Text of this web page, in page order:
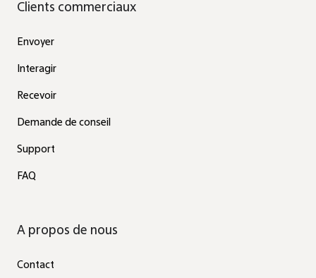
Clients commerciaux
Envoyer
Interagir
Recevoir
Demande de conseil
Support
FAQ
A propos de nous
Contact